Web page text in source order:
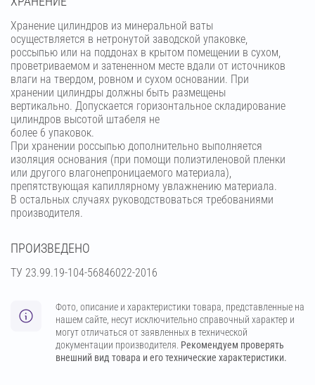
Хранение цилиндров из минеральной ваты
осуществляется в нетронутой заводской упаковке,
россыпью или на поддонах в крытом помещении в сухом,
проветриваемом и затененном месте вдали от источников
влаги на твердом, ровном и сухом основании. При
хранении цилиндры должны быть размещены
вертикально. Допускается горизонтальное складирование
цилиндров высотой штабеля не
более 6 упаковок.
При хранении россыпью дополнительно выполняется
изоляция основания (при помощи полиэтиленовой пленки
или другого влагонепроницаемого материала),
препятствующая капиллярному увлажнению материала.
В остальных случаях руководствоваться требованиями
производителя.
ПРОИЗВЕДЕНО
ТУ 23.99.19-104-56846022-2016
Фото, описание и характеристики товара, представленные на
нашем сайте, несут исключительно справочный характер и
могут отличаться от заявленных в технической
документации производителя. Рекомендуем проверять
внешний вид товара и его технические характеристики.